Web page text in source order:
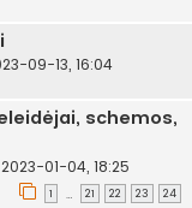
09-13, 16:04
schemos,
2023-01-04, 18:25
1 … 21 22 23 24